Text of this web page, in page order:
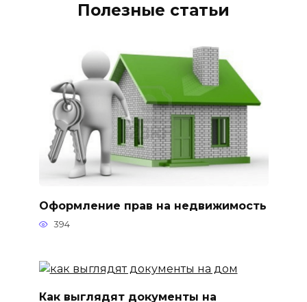
Полезные статьи
Оформление прав на недвижимость
394
Как выглядят документы на